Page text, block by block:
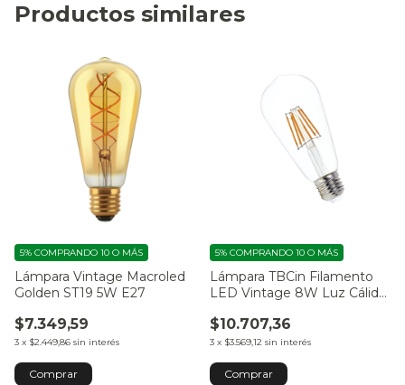
Productos similares
Lámpara Vintage Macroled
Golden ST19 5W E27
$7.349,59
3 x $2.449,86 sin interés
5% COMPRANDO 10 O MÁS
Lámpara TBCin Filamento
LED Vintage 8W Luz Cálida
$10.707,36
3 x $3.569,12 sin interés
5% COMPRANDO 10 O MÁS